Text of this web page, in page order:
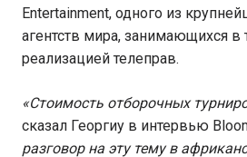
Entertainment, одного из
агентств мира, занимающихся в
реализацией телеправ.
«Стоимость отборочных
сказал Георгиу в интервью
разговор на эту тему в